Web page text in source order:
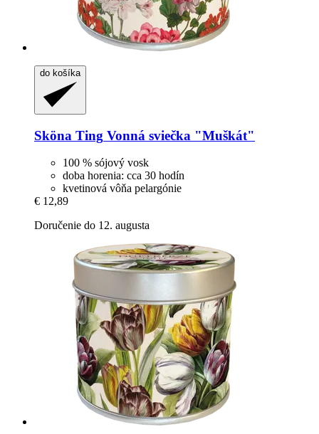
do košíka
Sköna Ting Vonná sviečka "Muškát"
100 % sójový vosk
doba horenia: cca 30 hodín
kvetinová vôňa pelargónie
€ 12,89
Doručenie do 12. augusta